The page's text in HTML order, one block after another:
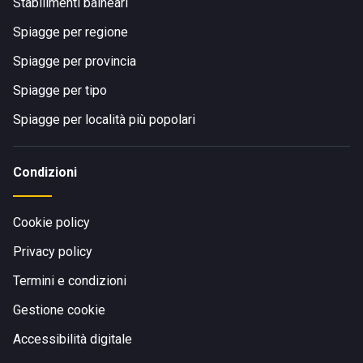
pochissima distanza dallo stabilimento. Dalla E80 si può
uscire ai caselli di Villanova, Pescara Ovest o Pescara
Spiagge per regione
Spiagge per provincia
Spiagge per tipo
Spiagge per località più popolari
Condizioni
Cookie policy
Privacy policy
Termini e condizioni
Gestione cookie
Accessibilità digitale